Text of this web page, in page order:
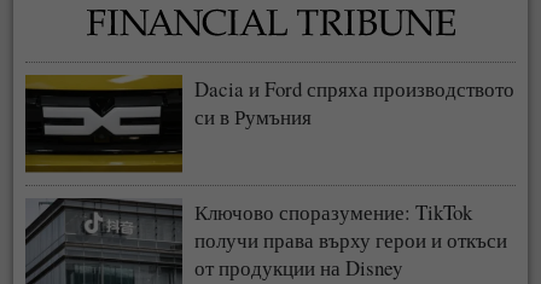
Dacia и Ford спряха производството
си в Румъния
Ключово споразумение: TikTok
получи права върху герои и откъси
от продукции на Disney